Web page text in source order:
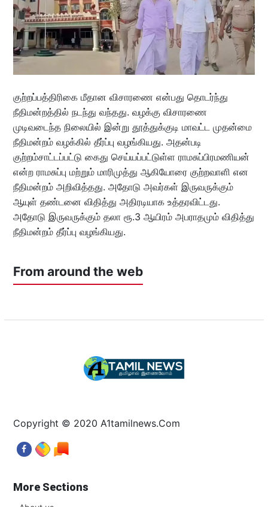
குற்றப்பத்திரிகை மீதான விசாரணை என்பது தொடர்ந்து
நீதிமன்றத்தில் நடந்து வந்தது. வழக்கு விசாரணை
முடிவடைந்த நிலையில் இன்று தூத்துக்குடி மாவட்ட முதன்மை
நீதிமன்றம் வழக்கில் தீர்ப்பு வழங்கியது. அதன்படி
குற்றம்சாட்டப்பட்டு கைது செய்யப்பட்டுள்ள ராமசுப்பிரமணியன்
என்ற ராமசுப்பு மற்றும் மாரிமுத்து ஆகியோரை குற்றவாளி என
நீதிமன்றம் அறிவித்தது. அதோடு அவர்கள் இருவருக்கும்
ஆயுள் தண்டனை விதித்து அதிரடியாக உத்தரவிட்டது.
அதோடு இருவருக்கும் தலா ரூ.3 ஆயிரம் அபராதமும் விதித்து
நீதிமன்றம் தீர்ப்பு வழங்கியது.
From around the web
Copyright © 2020 A1tamilnews.Com
More Sections